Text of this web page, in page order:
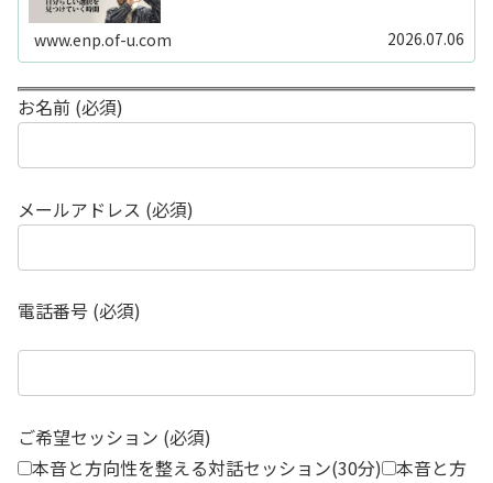
www.enp.of-u.com 2026.07.06
お名前 (必須)
メールアドレス (必須)
電話番号 (必須)
ご希望セッション (必須)
本音と方向性を整える対話セッション(30分) 本音と方